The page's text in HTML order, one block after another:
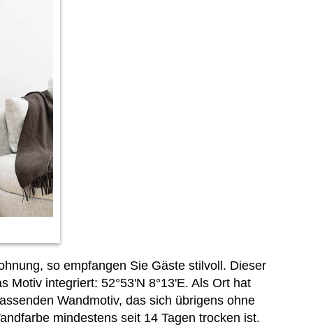
so empfangen Sie Gäste stilvoll. Dieser
Motiv integriert: 52°53'N 8°13'E. Als Ort hat
Wandmotiv, das sich übrigens ohne
mindestens seit 14 Tagen trocken ist.